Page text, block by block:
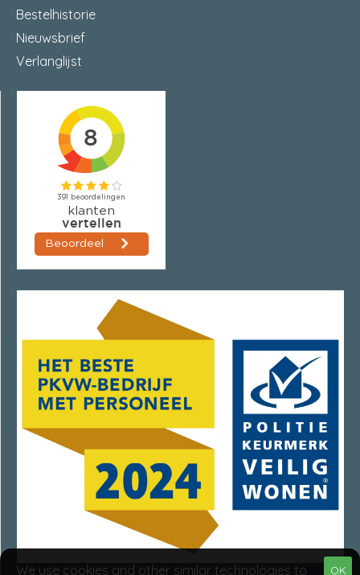
Bestelhistorie
Nieuwsbrief
Verlanglijst
OK
We use cookies and other similar technologies to